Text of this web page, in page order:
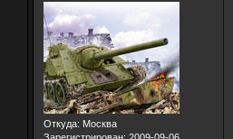
Откуда: Москва